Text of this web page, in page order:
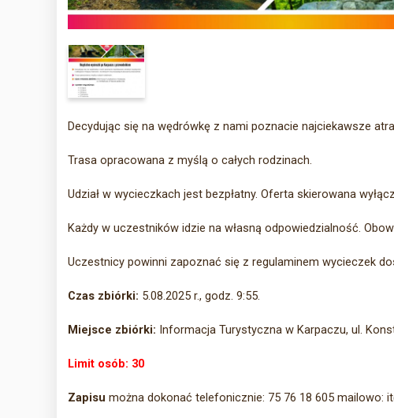
Decydując się na wędrówkę z nami poznacie najciekawsze
Trasa opracowana z myślą o całych rodzinach.
Udział w wycieczkach jest bezpłatny. Oferta skierowana
Każdy w uczestników idzie na własną odpowiedzialność.
Uczestnicy powinni zapoznać się z regulaminem wycieczek
Czas zbiórki: 5.08.2025 r., godz. 9:55.
Miejsce zbiórki: Informacja Turystyczna w Karpaczu, ul.
Limit osób: 30
Zapisu można dokonać telefonicznie: 75 76 18 605 mailowo: